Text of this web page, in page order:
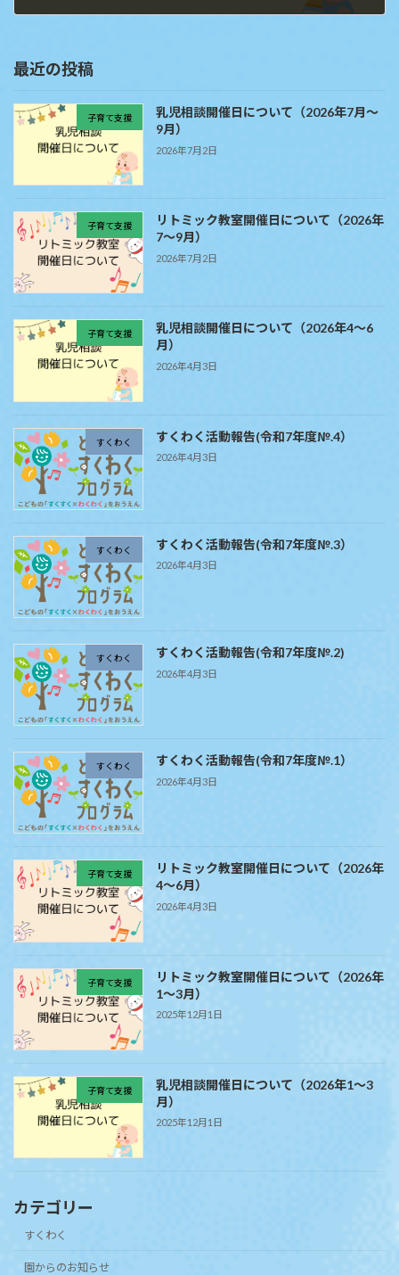
最近の投稿
子育て支援
乳児相談開催日について（2026年7月～
9月）
2026年7月2日
子育て支援
リトミック教室開催日について（2026年
7～9月）
2026年7月2日
子育て支援
乳児相談開催日について（2026年4～6
月）
2026年4月3日
すくわく すくわく活動報告(令和7年度№.4）
2026年4月3日
すくわく すくわく活動報告(令和7年度№.3）
2026年4月3日
すくわく すくわく活動報告(令和7年度№.2)
2026年4月3日
すくわく すくわく活動報告(令和7年度№.1）
2026年4月3日
子育て支援
リトミック教室開催日について（2026年
4～6月）
2026年4月3日
子育て支援
リトミック教室開催日について（2026年
1～3月）
2025年12月1日
子育て支援
乳児相談開催日について（2026年1～3
月）
2025年12月1日
カテゴリー
すくわく
園からのお知らせ